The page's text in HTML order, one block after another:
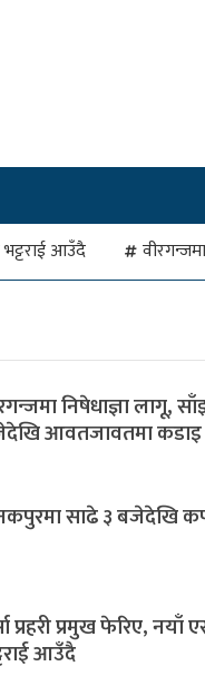
भट्टराई आउँदै
निषेधाज्ञा लागू,
आवतजावतमा कडाइ
साढे ३ बजेदेखि
प्रहरी प्रमुख फेरिए, नयाँ
आउँदै